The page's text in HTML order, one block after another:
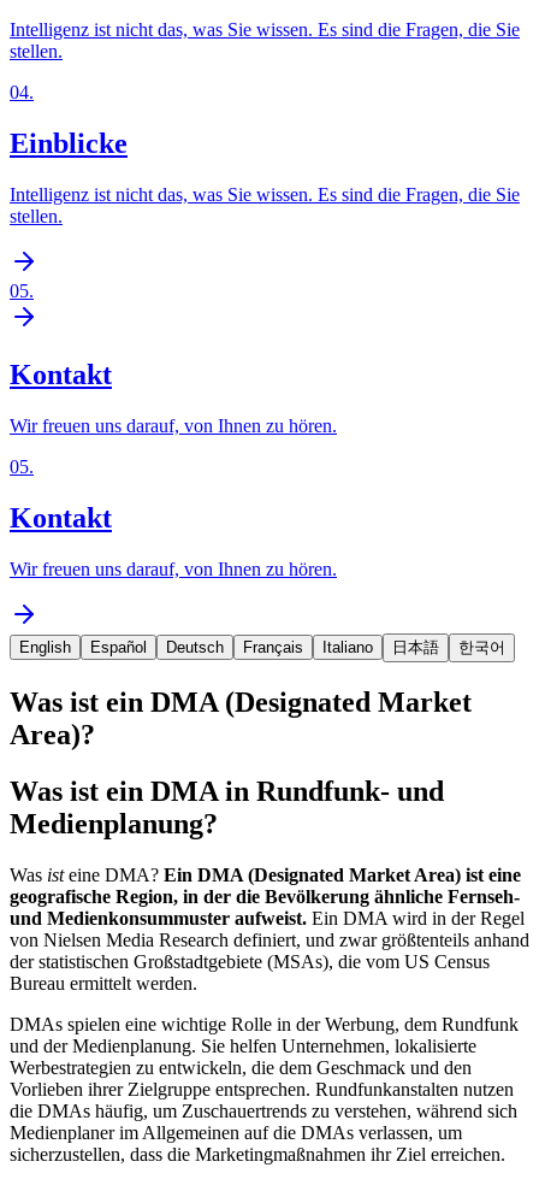
Intelligenz ist nicht das, was Sie wissen. Es sind die Fragen, die Sie
stellen.
04.
Einblicke
Intelligenz ist nicht das, was Sie wissen. Es sind die Fragen, die Sie
stellen.
05.
Kontakt
Wir freuen uns darauf, von Ihnen zu hören.
05.
Kontakt
Wir freuen uns darauf, von Ihnen zu hören.
English Español Deutsch Français Italiano 日本語 한국어
Was ist ein DMA (Designated Market
Area)?
Was ist ein DMA in Rundfunk- und
Medienplanung?
Was isteine DMA? Ein DMA (Designated Market Area) ist eine
geografische Region, in der die Bevölkerung ähnliche Fernseh-
und Medienkonsummuster aufweist. Ein DMA wird in der Regel
von Nielsen Media Research definiert, und zwar größtenteils anhand
der statistischen Großstadtgebiete (MSAs), die vom US Census
Bureau ermittelt werden.
DMAs spielen eine wichtige Rolle in der Werbung, dem Rundfunk
und der Medienplanung. Sie helfen Unternehmen, lokalisierte
Werbestrategien zu entwickeln, die dem Geschmack und den
Vorlieben ihrer Zielgruppe entsprechen. Rundfunkanstalten nutzen
die DMAs häufig, um Zuschauertrends zu verstehen, während sich
Medienplaner im Allgemeinen auf die DMAs verlassen, um
sicherzustellen, dass die Marketingmaßnahmen ihr Ziel erreichen.